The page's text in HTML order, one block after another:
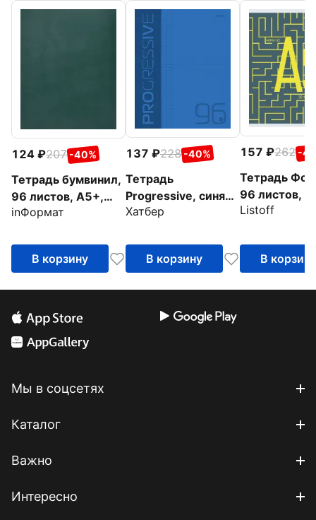
124 207 -40%
Тетрадь бумвинил,
96 листов, А5+,
клетка, зеленая
inФормат
В корзину
137 228 -40%
Тетрадь
Progressive, синяя,
96 листов, А5,
Хатбер
В корзину
157 262 -
Тетрадь
96 листов,
в
Listoff
В корзину
Мы в соцсетях
Каталог
Важно
Интересно